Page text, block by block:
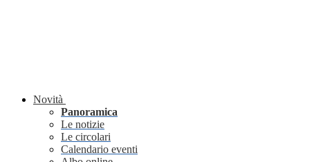
Novità
Panoramica
Le notizie
Le circolari
Calendario eventi